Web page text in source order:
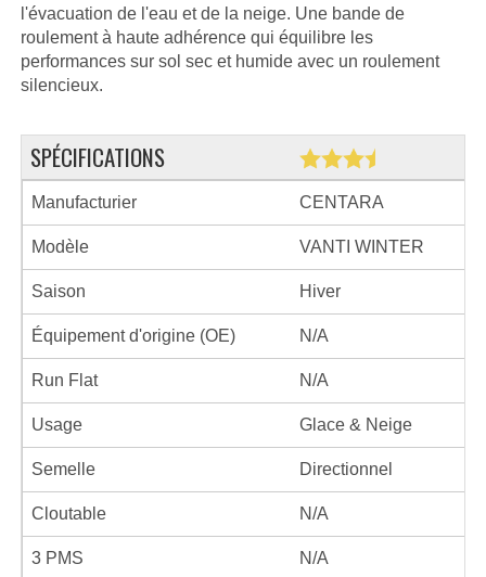
l'évacuation de l'eau et de la neige. Une bande de
roulement à haute adhérence qui équilibre les
performances sur sol sec et humide avec un roulement
silencieux.
SPÉCIFICATIONS
Manufacturier CENTARA
Modèle VANTI WINTER
Saison Hiver
Équipement d'origine (OE) N/A
Run Flat N/A
Usage Glace & Neige
Semelle Directionnel
Cloutable N/A
3 PMS N/A